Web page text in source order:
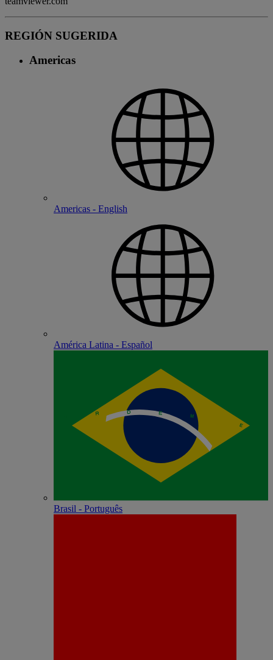
REGIÓN SUGERIDA
Americas
Americas - English
América Latina - Español
Brasil - Português